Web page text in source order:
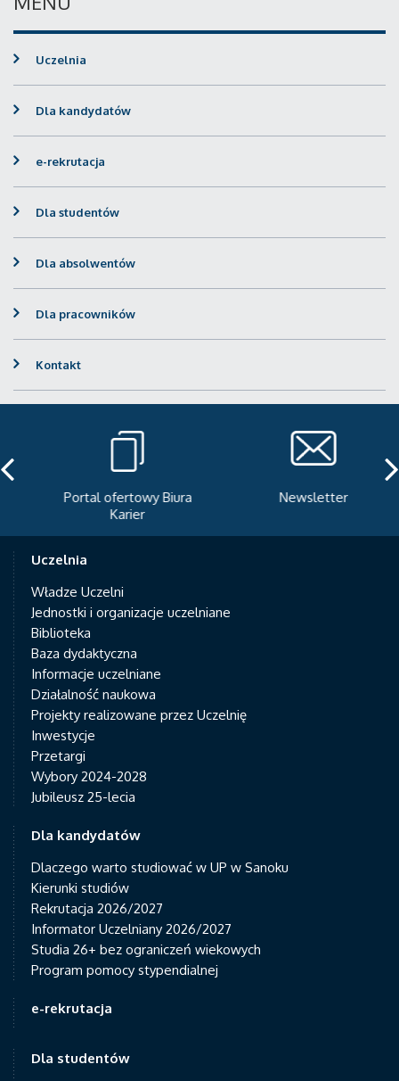
Uczelnia
Dla kandydatów
e-rekrutacja
Dla studentów
Dla absolwentów
Dla pracowników
Kontakt
Portal ofertowy Biura
Karier
Newsletter
Uczelnia
Władze Uczelni
Jednostki i organizacje uczelniane
Biblioteka
Baza dydaktyczna
Informacje uczelniane
Działalność naukowa
Projekty realizowane przez Uczelnię
Inwestycje
Przetargi
Wybory 2024-2028
Jubileusz 25-lecia
Dla kandydatów
Dlaczego warto studiować w UP w Sanoku
Kierunki studiów
Rekrutacja 2026/2027
Informator Uczelniany 2026/2027
Studia 26+ bez ograniczeń wiekowych
Program pomocy stypendialnej
e-rekrutacja
Dla studentów